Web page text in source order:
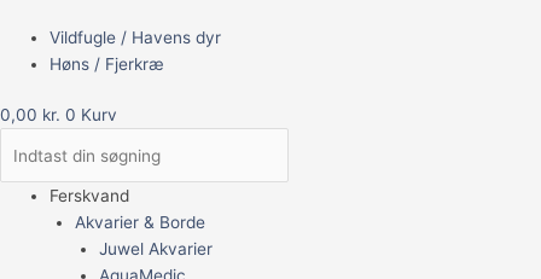
Vildfugle / Havens dyr
Høns / Fjerkræ
0,00 kr. 0 Kurv
Ferskvand
Akvarier & Borde
Juwel Akvarier
AquaMedic